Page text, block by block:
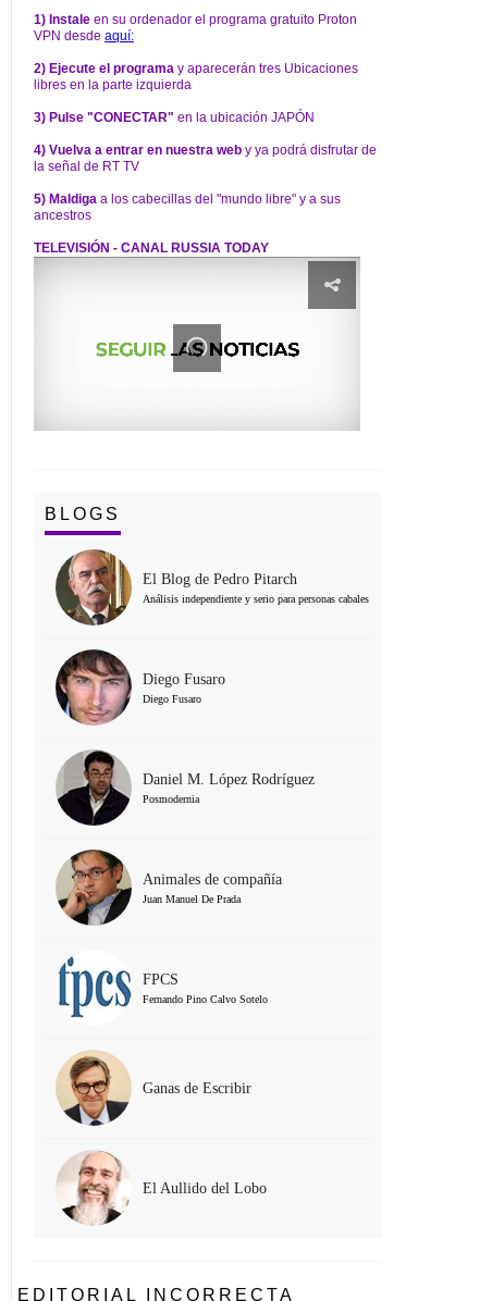
1) Instale en su ordenador el programa gratuito Proton
VPN desde aquí:
2) Ejecute el programa y aparecerán tres Ubicaciones
libres en la parte izquierda
3) Pulse "CONECTAR" en la ubicación JAPÓN
4) Vuelva a entrar en nuestra web y ya podrá disfrutar de
la señal de RT TV
5) Maldiga a los cabecillas del "mundo libre" y a sus
ancestros
TELEVISIÓN - CANAL RUSSIA TODAY
BLOGS
El Blog de Pedro Pitarch
Análisis independiente y serio para personas cabales
Diego Fusaro
Diego Fusaro
Daniel M. López Rodríguez
Posmodernia
Animales de compañía
Juan Manuel De Prada
FPCS
Fernando Pino Calvo Sotelo
Ganas de Escribir
El Aullido del Lobo
EDITORIAL INCORRECTA